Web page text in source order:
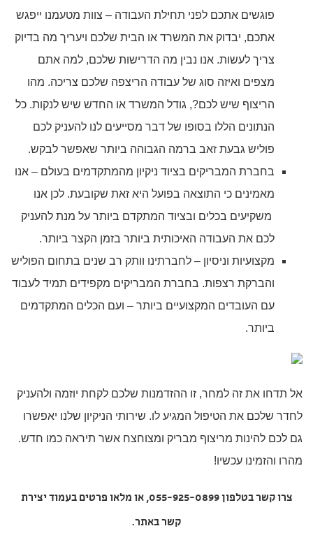
פוגשים אתכם לפני תחילת העבודה – צוות מטעמנו ייפגש
אתכם, יבדוק את המשרד או הבית שלכם ויעריך מה בדיוק
צריך לעשות. אנו נבין מה הדרישות שלכם, למה אתם
מצפים ואיזה סוג של עבודה הריצפה שלכם צריכה. מהו
הריצוף שיש לכם?, גודל המשרד או החדש שיש לנקות. כל
הנתונים הללו בסופו של דבר מסייעים לנו להעניק לכם
פוליש גבעת זאב ברמה הגבוהה ביותר שאפשר לבקש.
בחברת המבריקים בציוד ניקיון מהמתקדמים בעולם – אנו
מאמינים כי התוצאה בפועל היא זאת שקובעת. לכן אנו
משקיעים בכלים ובציוד המתקדם ביותר על מנת להעניק
לכם את העבודה האיכותית ביותר בזמן הקצר ביותר.
מקצועיות וניסיון – לחברתינו וותק רב שנים בתחום הפוליש
והברקת רצפות. בחברת המבריקים מקפידים תמיד לעבוד
עם העובדים המקצועיים ביותר – ועם הכלים המתקדמים
ביותר.
אל תדחו את זה למחר, זו ההזדמנות שלכם לקחת יוזמה ולהעניק
לחדר שלכם את הטיפול המגיע לו. שירותי הניקיון שלנו יאפשרו
גם לכם להינות מריצוף מבריק ומצוחצח אשר תיראה כמו חדש.
מהרו והזמינו עכשיו!
צרו קשר בטלפון 055-925-0899, או מלאו פרטים בעמוד יצירת
קשר באתר.